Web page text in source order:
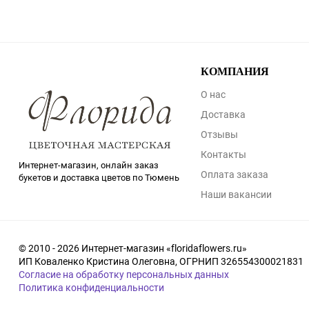
Интернет-магазин, онлайн заказ
букетов и доставка цветов по Тюмень
КОМПАНИЯ
О нас
Доставка
Отзывы
Контакты
Оплата заказа
Наши вакансии
© 2010 - 2026 Интернет-магазин «floridaflowers.ru»
ИП Коваленко Кристина Олеговна, ОГРНИП 326554300021831
Согласие на обработку персональных данных
Политика конфиденциальности